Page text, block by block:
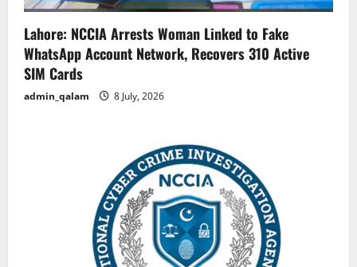
Lahore: NCCIA Arrests Woman Linked to Fake
WhatsApp Account Network, Recovers 310 Active
SIM Cards
admin_qalam 8 July, 2026